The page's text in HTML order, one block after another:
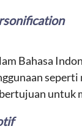
Bahasa
seperti
untuk